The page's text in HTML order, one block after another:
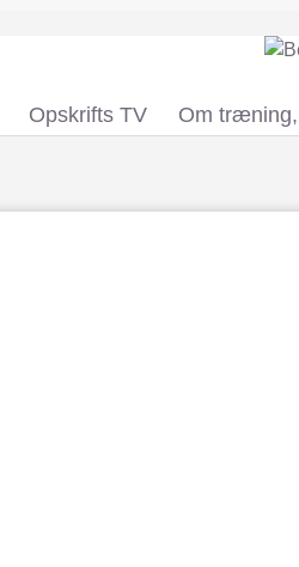
Opskrifts TV Om